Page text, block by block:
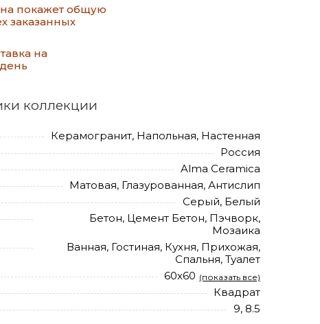
покажет общую
заказанных
на
коллекции
Керамогранит, Напольная, Настенная
Россия
Alma Ceramica
Матовая, Глазурованная, Антислип
Серый, Белый
Бетон, Цемент Бетон, Пэчворк,
Мозаика
Ванная, Гостиная, Кухня, Прихожая,
Спальня, Туалет
60x60 (показать все)
Квадрат
9, 8.5